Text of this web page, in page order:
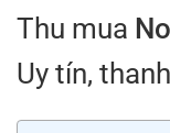
Thu mua
Uy tín,